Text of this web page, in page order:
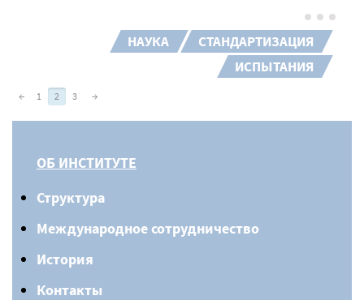
НАУКА
СТАНДАРТИЗАЦИЯ
ИСПЫТАНИЯ
← 1 2 3 →
ОБ ИНСТИТУТЕ
Структура
Международное сотрудничество
История
Контакты